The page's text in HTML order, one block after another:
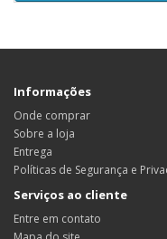
Informações
Onde comprar
Sobre a loja
Entrega
Políticas de Segurança e
Serviços ao cliente
Entre em contato